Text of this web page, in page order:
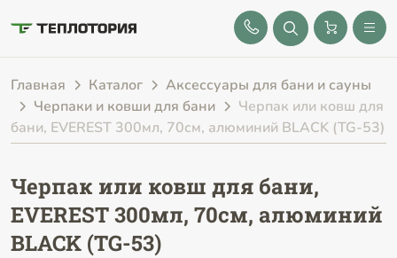
8 (843) 212-25-32
Главная Каталог
Аксессуары для бани и сауны
Черпаки и ковши для бани
Черпак или ковш для
бани, EVEREST 300мл, 70см, алюминий BLACK (TG-53)
Черпак или ковш для бани,
EVEREST 300мл, 70см, алюминий
BLACK (TG-53)